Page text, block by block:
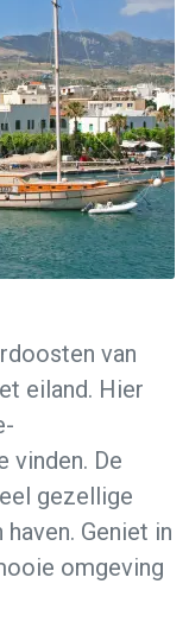
van
eiland. Hier
vinden. De
gezellige
Geniet in
omgeving